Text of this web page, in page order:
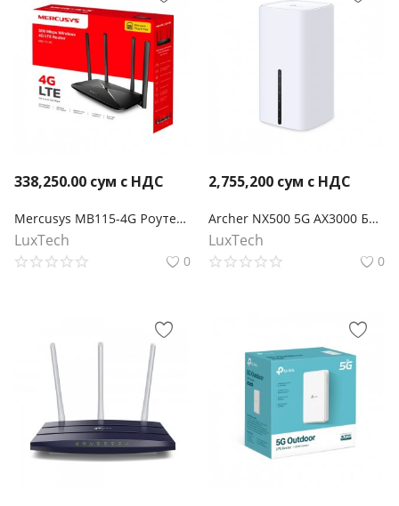
338,250.00 сум с НДС
Mercusys MB115-4G Роутер Wi-Fi N300 с поддержкой 4G LTE
LuxTech
0
2,755,200 сум с НДС
Archer NX500 5G AX3000 Беспроводной двухдиапазонный гигабитный маршрутизатор
LuxTech
0